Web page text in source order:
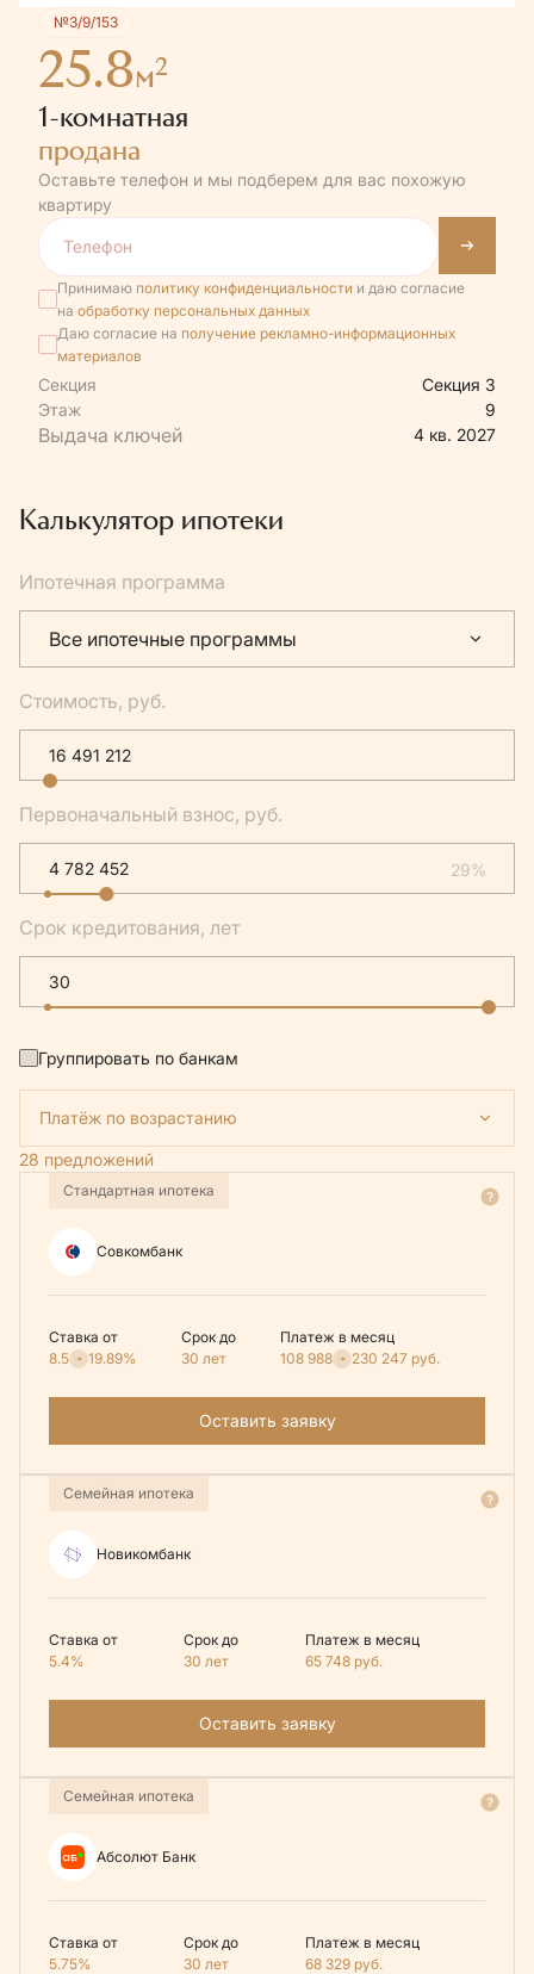
№3/9/153
25.8м2
1-комнатная
продана
Оставьте телефон и мы подберем для вас похожую
квартиру
Принимаю политику конфиденциальности и даю согласие
на обработку персональных данных
Даю согласие на получение рекламно-информационных
материалов
Секция
Секция 3
Этаж
9
4 кв. 2027
Калькулятор ипотеки
Ипотечная программа
Все ипотечные программы
Стоимость, руб.
Первоначальный взнос, руб.
29%
Срок кредитования, лет
Группировать по банкам
Платёж по возрастанию
28 предложений
Стандартная ипотека
Совкомбанк
Ставка от
8.5
19.89%
Срок до
30 лет
Платеж в месяц
108 988
230 247 руб.
Оставить заявку
Семейная ипотека
Новикомбанк
Ставка от
5.4%
Срок до
30 лет
Платеж в месяц
65 748 руб.
Оставить заявку
Семейная ипотека
Абсолют Банк
Ставка от
5.75%
Срок до
30 лет
Платеж в месяц
68 329 руб.